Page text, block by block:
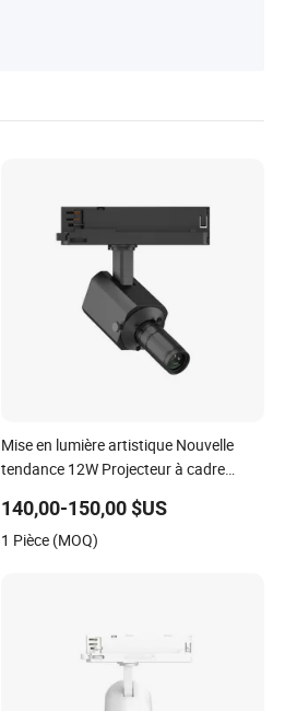
Mise en lumière artistique Nouvelle
tendance 12W Projecteur à cadre
pour éclairage sur rail
140,00-150,00 $US
1 Pièce (MOQ)